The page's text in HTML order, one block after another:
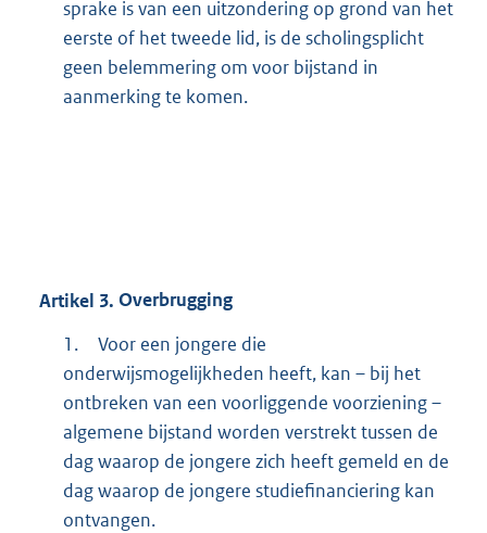
sprake is van een uitzondering op grond van het
eerste of het tweede lid, is de scholingsplicht
geen belemmering om voor bijstand in
aanmerking te komen.
Artikel 3. Overbrugging
1.
Voor een jongere die
onderwijsmogelijkheden heeft, kan – bij het
ontbreken van een voorliggende voorziening –
algemene bijstand worden verstrekt tussen de
dag waarop de jongere zich heeft gemeld en de
dag waarop de jongere studiefinanciering kan
ontvangen.